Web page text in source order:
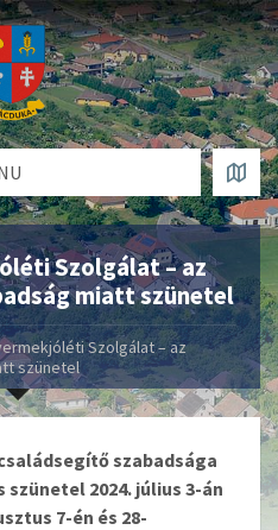
Szolgálat – az
miatt szünetel
Szolgálat – az
szünetel
szabadsága
2024. július 3-án
7-én és 28-